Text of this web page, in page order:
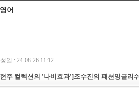
어
일 : 24-08-26 11:12
주 컬렉션의 '나비효과']조수진의 패션잉글리쉬